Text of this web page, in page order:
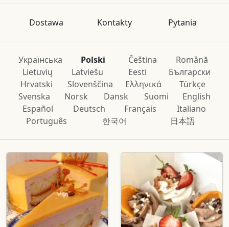
Dostawa Kontakty Pytania
Українська Polski Čeština
Română
Lietuvių
Latviešu Eesti
Български
Hrvatski
Slovenščina Ελληνικά
Türkçe
Svenska
Norsk Dansk Suomi
English
Español
Deutsch Français
Italiano
Português
한국어 日本語